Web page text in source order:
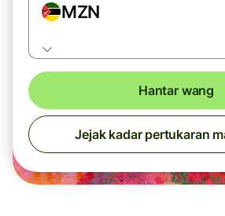
MZN
Hantar wang
Jejak kadar pertukaran